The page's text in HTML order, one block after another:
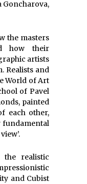
Goncharova,
the masters
how their
artists
Realists and
World of Art
of Pavel
painted
each other,
fundamental
realistic
and Cubist